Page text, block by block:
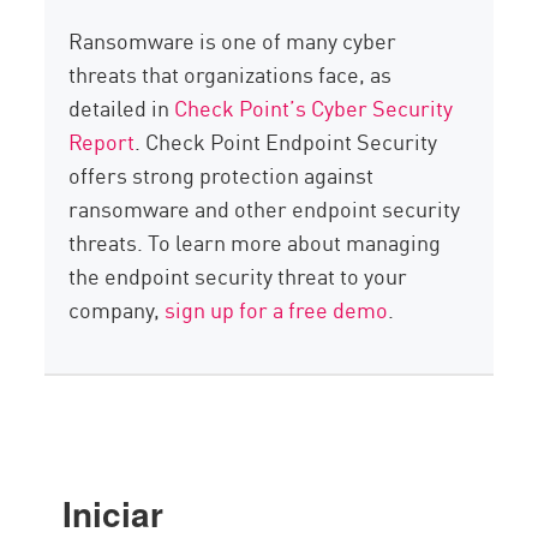
Ransomware is one of many cyber
threats that organizations face, as
detailed in Check Point’s Cyber Security
Report. Check Point Endpoint Security
offers strong protection against
ransomware and other endpoint security
threats. To learn more about managing
the endpoint security threat to your
company, sign up for a free demo.
Iniciar